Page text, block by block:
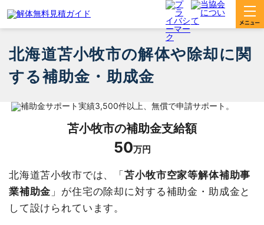
北海道苫小牧市の解体や除却に関
する補助金・助成金
苫小牧市の補助金支給額
50万円
北海道苫小牧市では、「苫小牧市空家等解体補助事
業補助金 」が住宅の除却に対する補助金・助成金と
して設けられています。